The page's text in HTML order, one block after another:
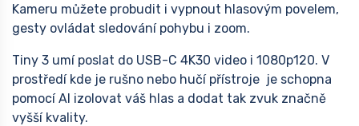
Kameru můžete probudit i vypnout hlasovým povelem,
gesty ovládat sledování pohybu i zoom.
Tiny 3 umí poslat do USB-C 4K30 video i 1080p120. V
prostředí kde je rušno nebo hučí přístroje je schopna
pomocí AI izolovat váš hlas a dodat tak zvuk značně
vyšší kvality.